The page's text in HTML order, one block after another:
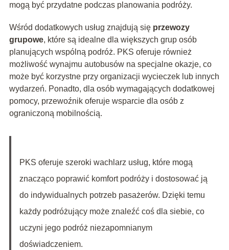
mogą być przydatne podczas planowania podróży.
Wśród dodatkowych usług znajdują się przewozy
grupowe, które są idealne dla większych grup osób
planujących wspólną podróż. PKS oferuje również
możliwość wynajmu autobusów na specjalne okazje, co
może być korzystne przy organizacji wycieczek lub innych
wydarzeń. Ponadto, dla osób wymagających dodatkowej
pomocy, przewoźnik oferuje wsparcie dla osób z
ograniczoną mobilnością.
PKS oferuje szeroki wachlarz usług, które mogą
znacząco poprawić komfort podróży i dostosować ją
do indywidualnych potrzeb pasażerów. Dzięki temu
każdy podróżujący może znaleźć coś dla siebie, co
uczyni jego podróż niezapomnianym
doświadczeniem.